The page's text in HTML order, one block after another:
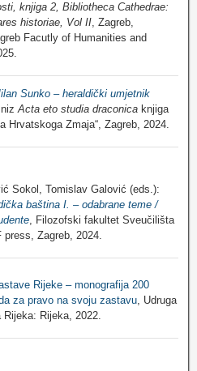
knjiga 2, Bibliotheca Cathedrae:
historiae, Vol II, Zagreb,
Facutly of Humanities and
Sunko – heraldički umjetnik
, niz Acta eto studia draconica knjiga
Hrvatskoga Zmaja“, Zagreb, 2024.
Sokol, Tomislav Galović (eds.):
baština I. – odabrane teme /
, Filozofski fakultet Sveučilišta
press, Zagreb, 2024.
Rijeke – monografija 200
za pravo na svoju zastavu, Udruga
Rijeka, 2022.